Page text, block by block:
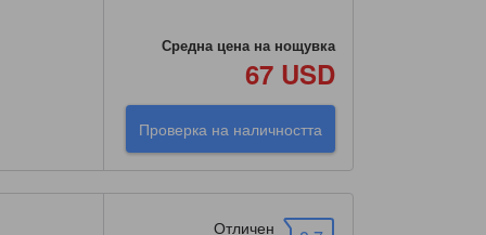
Средна цена на нощувка
67 USD
Проверка на наличността
Отличен